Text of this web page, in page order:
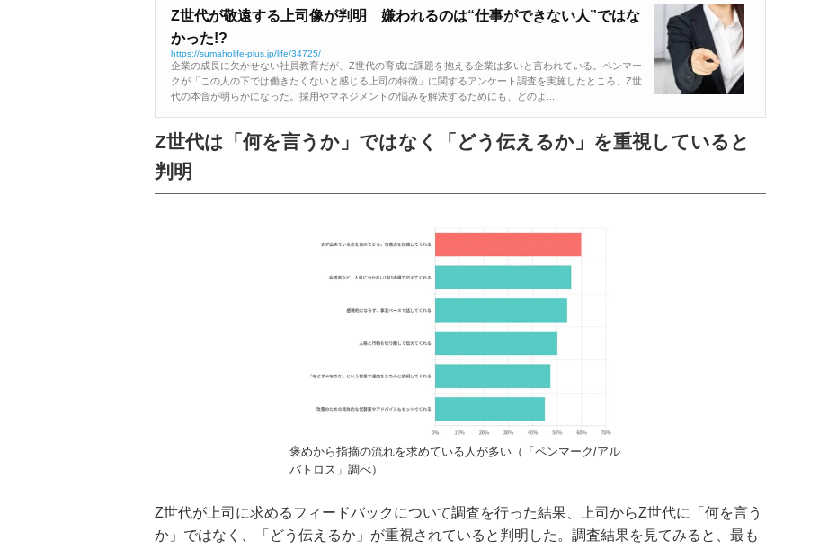
Z世代が敬遠する上司像が判明 嫌われるのは“仕事ができない人”ではな
かった!?
https://sumaholife-plus.jp/life/34725/
企業の成長に欠かせない社員教育だが、Z世代の育成に課題を抱える企業は多いと言われている。ペンマー
クが「この人の下では働きたくないと感じる上司の特徴」に関するアンケート調査を実施したところ、Z世
代の本音が明らかになった。採用やマネジメントの悩みを解決するためにも、どのよ...
Z世代は「何を言うか」ではなく「どう伝えるか」を重視していると
判明
褒めから指摘の流れを求めている人が多い（「ペンマーク/アル
バトロス」調べ）
Z世代が上司に求めるフィードバックについて調査を行った結果、上司からZ世代に「何を言う
か」ではなく、「どう伝えるか」が重視されていると判明した。調査結果を見てみると、最も